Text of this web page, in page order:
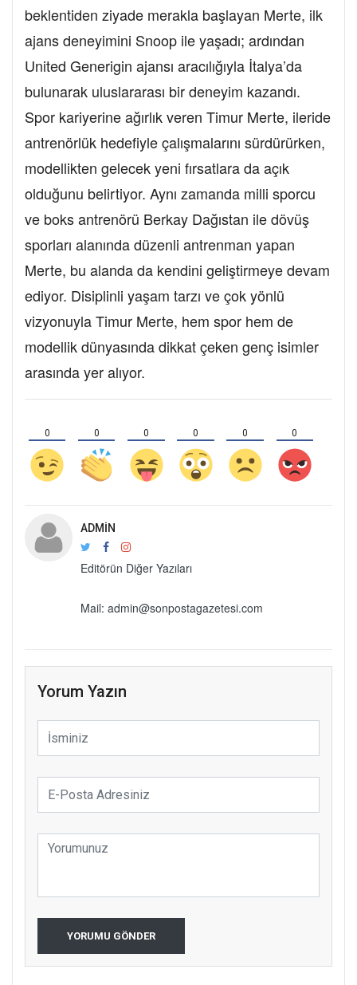
beklentiden ziyade merakla başlayan Merte, ilk
ajans deneyimini Snoop ile yaşadı; ardından
United Generigin ajansı aracılığıyla İtalya’da
bulunarak uluslararası bir deneyim kazandı.
Spor kariyerine ağırlık veren Timur Merte, ileride
antrenörlük hedefiyle çalışmalarını sürdürürken,
modellikten gelecek yeni fırsatlara da açık
olduğunu belirtiyor. Aynı zamanda milli sporcu
ve boks antrenörü Berkay Dağıstan ile dövüş
sporları alanında düzenli antrenman yapan
Merte, bu alanda da kendini geliştirmeye devam
ediyor. Disiplinli yaşam tarzı ve çok yönlü
vizyonuyla Timur Merte, hem spor hem de
modellik dünyasında dikkat çeken genç isimler
arasında yer alıyor.
0 0 0 0 0 0
ADMIN
Editörün Diğer Yazıları
Mail: admin@sonpostagazetesi.com
Yorum Yazın
YORUMU GÖNDER